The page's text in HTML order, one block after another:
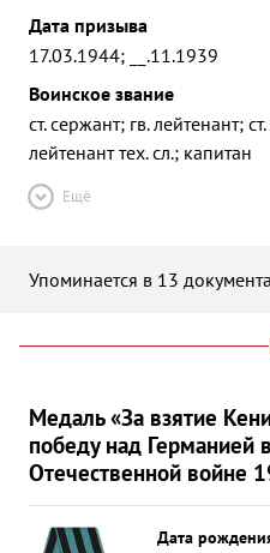
Дата призыва
17.03.1944; __.11.1939
Воинское звание
ст. сержант; гв. лейтенант;
лейтенант тех. сл.; капитан
Ещё
Упоминается в 13
Медаль «За взятие
победу над Германией
Отечественной войне
Дата